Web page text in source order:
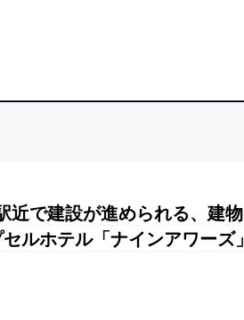
近で建設が進められる、建物
ルホテル「ナインアワーズ」